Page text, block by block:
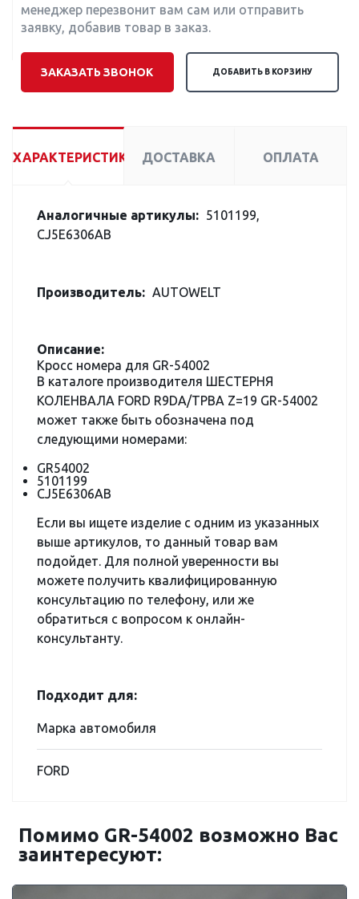
менеджер перезвонит вам сам или отправить
заявку, добавив товар в заказ.
ЗАКАЗАТЬ ЗВОНОК ДОБАВИТЬ В КОРЗИНУ
ХАРАКТЕРИСТИКИ ДОСТАВКА ОПЛАТА
Аналогичные артикулы: 5101199,
CJ5E6306AB
Производитель: AUTOWELT
Описание:
Кросс номера для GR-54002
В каталоге производителя ШЕСТЕРНЯ
КОЛЕНВАЛА FORD R9DA/TPBA Z=19 GR-54002
может также быть обозначена под
следующими номерами:
GR54002
5101199
CJ5E6306AB
Если вы ищете изделие с одним из указанных
выше артикулов, то данный товар вам
подойдет. Для полной уверенности вы
можете получить квалифицированную
консультацию по телефону, или же
обратиться с вопросом к онлайн-
консультанту.
Подходит для:
Марка автомобиля
FORD
Помимо GR-54002 возможно Вас
заинтересуют: